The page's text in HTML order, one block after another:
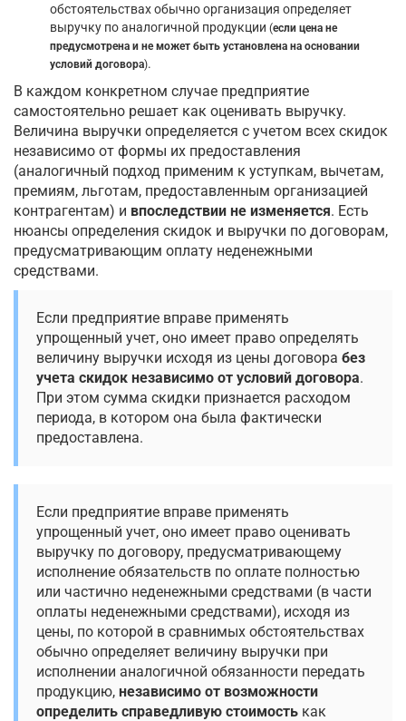
обстоятельствах обычно организация определяет
выручку по аналогичной продукции (если цена не
предусмотрена и не может быть установлена на основании
условий договора).
В каждом конкретном случае предприятие
самостоятельно решает как оценивать выручку.
Величина выручки определяется с учетом всех скидок
независимо от формы их предоставления
(аналогичный подход применим к уступкам, вычетам,
премиям, льготам, предоставленным организацией
контрагентам) и впоследствии не изменяется. Есть
нюансы определения скидок и выручки по договорам,
предусматривающим оплату неденежными
средствами.
Если предприятие вправе применять
упрощенный учет, оно имеет право определять
величину выручки исходя из цены договора без
учета скидок независимо от условий договора.
При этом сумма скидки признается расходом
периода, в котором она была фактически
предоставлена.
Если предприятие вправе применять
упрощенный учет, оно имеет право оценивать
выручку по договору, предусматривающему
исполнение обязательств по оплате полностью
или частично неденежными средствами (в части
оплаты неденежными средствами), исходя из
цены, по которой в сравнимых обстоятельствах
обычно определяет величину выручки при
исполнении аналогичной обязанности передать
продукцию, независимо от возможности
определить справедливую стоимость как